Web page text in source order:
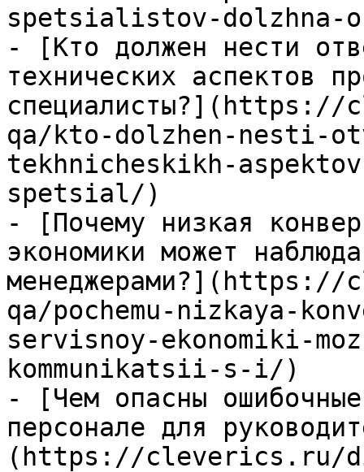
spetsialistov-dolzhna-
- [Кто должен нести
технических аспектов
qa/kto-dolzhen-nesti-
tekhnicheskikh-
spetsial/)
- [Почему низкая
экономики может
qa/pochemu-nizkaya-
servisnoy-ekonomiki-
kommunikatsii-s-i/)
- [Чем опасны
персонале для
(https://cleverics.ru/